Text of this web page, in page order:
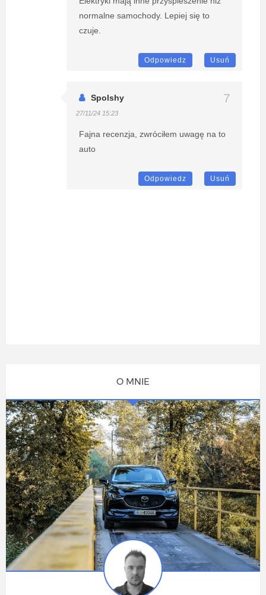
normalne samochody. Lepiej się to
czuje.
Odpowiedz Usuń
Spolshy
27/11/24 15:23
Fajna recenzja, zwróciłem uwagę na to
auto
Odpowiedz Usuń
O MNIE